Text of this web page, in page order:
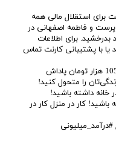
استقلال مالی همه
و فاطمه اصفهانی در
بدرخشید. برای اطلاعات
یا با پشتیبانی کارنت تماس
همین حالا شروع کنید! کارنت را دانلود کنید، 105 هزار تومان پاداش
میلیونی در خانه داشته باشید!
داشته باشید! کار در منزل کار در